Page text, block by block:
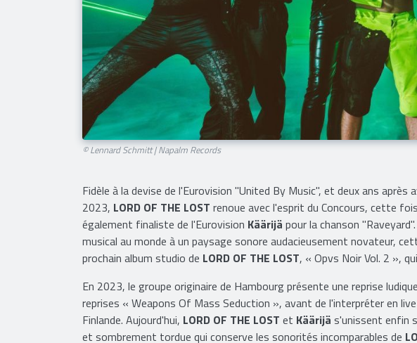
© Lennard Schmitt | Napalm Records
​Fidèle à la devise de l'Eurovision "United By Music", et deux ans
2023, LORD OF THE LOST renoue avec l'esprit du Concours, cette
également finaliste de l'Eurovision Käärijä pour la chanson
musical au monde à un paysage sonore audacieusement novateur,
prochain album studio de LORD OF THE LOST, « Opvs Noir Vol. 2 »,
En 2023, le groupe originaire de Hambourg présente une reprise
reprises « Weapons Of Mass Seduction », avant de l'interpréter en
Finlande. Aujourd'hui, LORD OF THE LOST et Käärijä s'unissent enfin
et sombrement tordue qui conserve les sonorités incomparables de